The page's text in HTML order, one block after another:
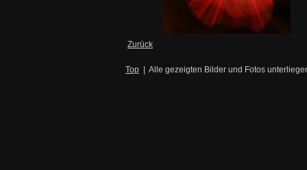
Zurück
Top Alle gezeigten Bilder und Fotos